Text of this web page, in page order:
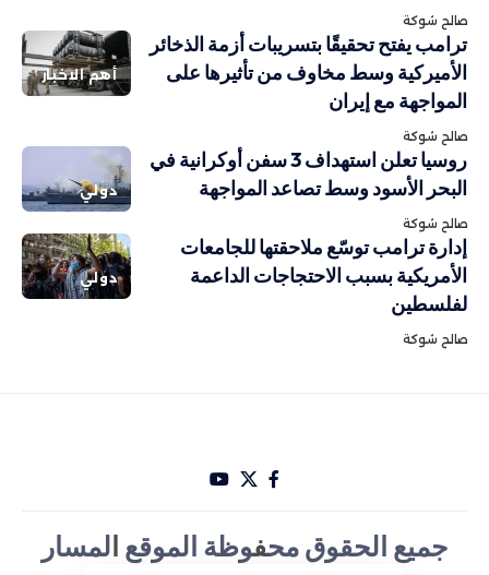
صالح شوكة
أهم الاخبار
ترامب يفتح تحقيقًا بتسريبات أزمة الذخائر
الأميركية وسط مخاوف من تأثيرها على
المواجهة مع إيران
صالح شوكة
دولي
روسيا تعلن استهداف 3 سفن أوكرانية في
البحر الأسود وسط تصاعد المواجهة
صالح شوكة
دولي
إدارة ترامب توسّع ملاحقتها للجامعات
الأمريكية بسبب الاحتجاجات الداعمة
لفلسطين
صالح شوكة
جميع الحقوق محفوظة الموقع المسار